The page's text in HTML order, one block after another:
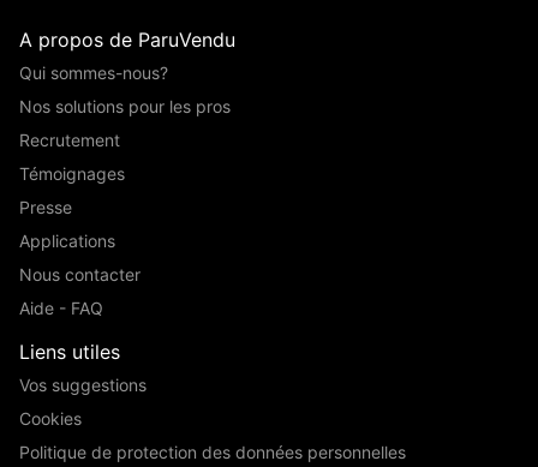
A propos de ParuVendu
Qui sommes-nous?
Nos solutions pour les pros
Recrutement
Témoignages
Presse
Applications
Nous contacter
Aide - FAQ
Liens utiles
Vos suggestions
Cookies
Politique de protection des données personnelles